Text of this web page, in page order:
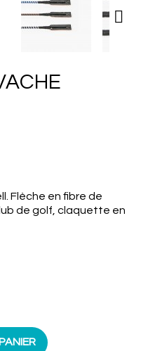

Flèche en fibre de
de golf, claquette en